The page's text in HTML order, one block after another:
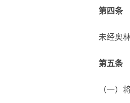
第四条
未经奥
第五条
（一）